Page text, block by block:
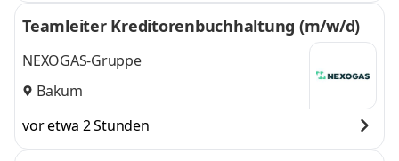
Teamleiter Kreditorenbuchhaltung (m/w/d)
NEXOGAS-Gruppe
Bakum
vor etwa 2 Stunden